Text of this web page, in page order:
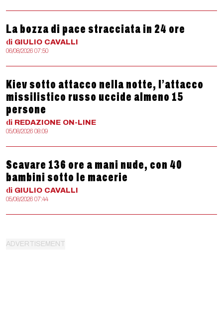
La bozza di pace stracciata in 24 ore
di GIULIO CAVALLI
06/08/2026 07:50
Kiev sotto attacco nella notte, l’attacco
missilistico russo uccide almeno 15
persone
di REDAZIONE ON-LINE
05/08/2026 08:09
Scavare 136 ore a mani nude, con 40
bambini sotto le macerie
di GIULIO CAVALLI
05/08/2026 07:44